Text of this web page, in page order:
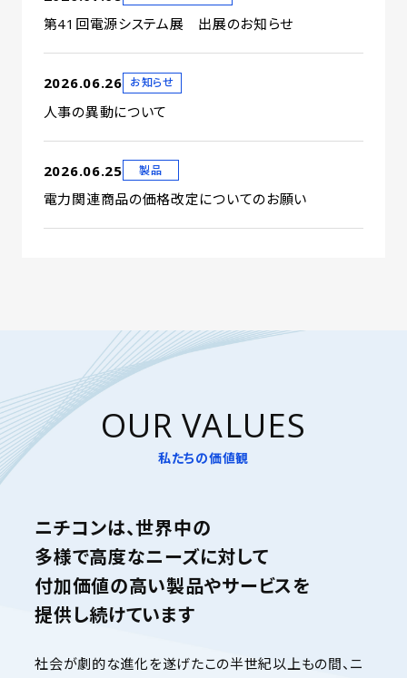
第41回電源システム展 出展のお知らせ
2026.06.26 お知らせ
人事の異動について
2026.06.25 製品
電力関連商品の価格改定についてのお願い
OUR VALUES
私たちの価値観
ニチコンは、世界中の
多様で高度なニーズに対して
付加価値の高い製品やサービスを
提供し続けています
社会が劇的な進化を遂げたこの半世紀以上もの間、ニ